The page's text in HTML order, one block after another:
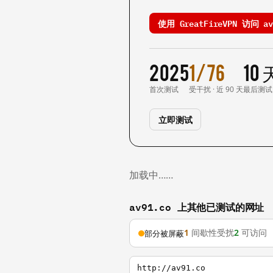
使用 GreatFireVPN 访问
2025
首次测试
1/76
受干扰 · 近 90 天
10
最后测试
立即测试
加载中……
av91.co 上其他已测试的网址
部分被屏蔽1 间歇性受扰2 可访问
http://av91.co